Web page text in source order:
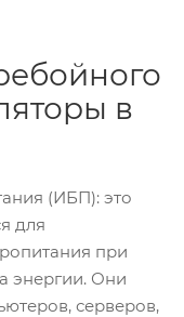
в
(ИБП): это
для
при
энергии. Они
серверов,